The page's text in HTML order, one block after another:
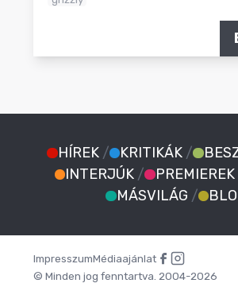
HÍREK / KRITIKÁK /
INTERJÚK / PREMIEREK
MÁSVILÁG /
ImpresszumMédiaajánlat
© Minden jog fenntartva. 2004-2026